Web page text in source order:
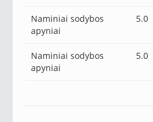
Naminiai sodybos
apyniai
5.0
Naminiai sodybos
apyniai
5.0